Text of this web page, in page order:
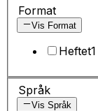
Format
Vis Format
Heftet1
Språk
Vis Språk